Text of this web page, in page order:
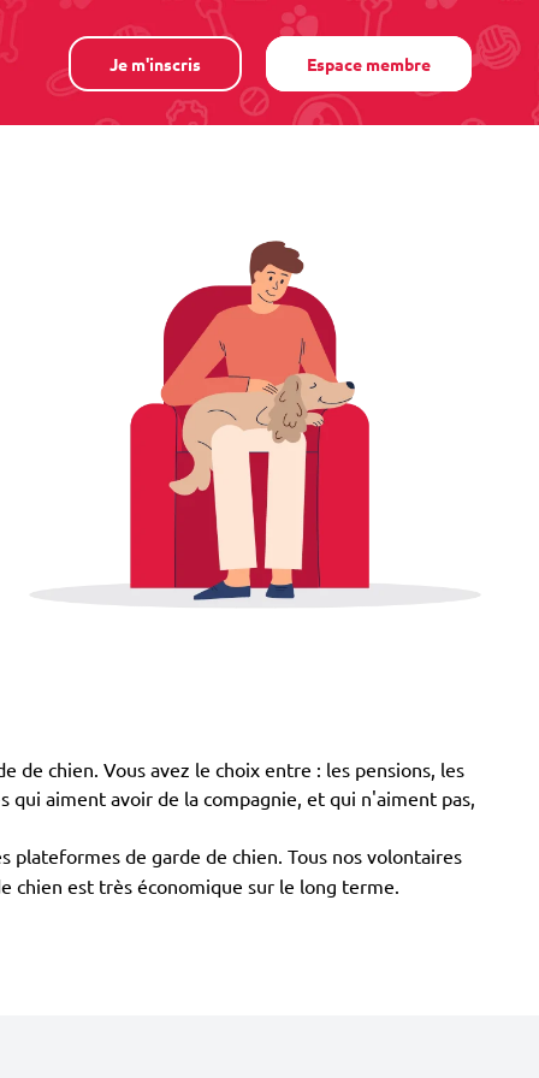
Je m'inscris Espace membre
de chien. Vous avez le choix entre : les pensions, les
qui aiment avoir de la compagnie, et qui n'aiment pas,
de garde de chien. Tous nos volontaires
chien est très économique sur le long terme.